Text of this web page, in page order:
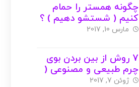
چگونه همستر را حمام
کنیم ( شستشو دهیم ) ؟
+ عکس
مارس 10, 2017
7 روش از بین بردن بوی
چرم طبیعی و مصنوعی (
با عکس )
ژوئن 7, 2017